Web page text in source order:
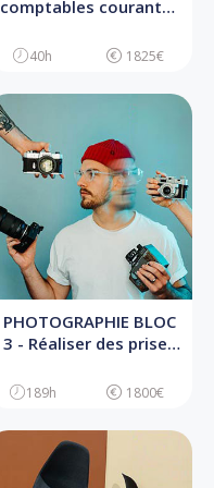
comptables courantes
40h 1825€
PHOTOGRAPHIE BLOC
3 - Réaliser des prises
189h 1800€